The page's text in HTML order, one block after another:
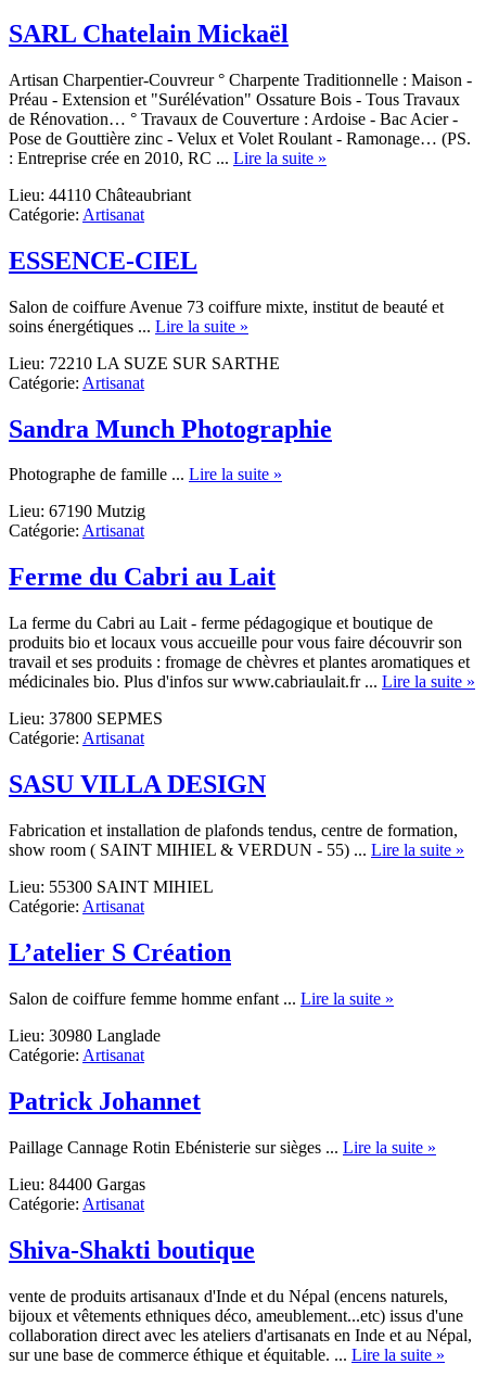
SARL Chatelain Mickaël
Artisan Charpentier-Couvreur ° Charpente Traditionnelle : Maison -
Préau - Extension et "Surélévation" Ossature Bois - Tous Travaux
de Rénovation… ° Travaux de Couverture : Ardoise - Bac Acier -
Pose de Gouttière zinc - Velux et Volet Roulant - Ramonage… (PS.
: Entreprise crée en 2010, RC ... Lire la suite »
Lieu: 44110 Châteaubriant
Catégorie: Artisanat
ESSENCE-CIEL
Salon de coiffure Avenue 73 coiffure mixte, institut de beauté et
soins énergétiques ... Lire la suite »
CIEL
Lieu: 72210 LA SUZE SUR SARTHE
Catégorie: Artisanat
Sandra Munch Photographie
Photographe de famille ... Lire la suite »
Lieu: 67190 Mutzig
Catégorie: Artisanat
Ferme du Cabri au Lait
La ferme du Cabri au Lait - ferme pédagogique et boutique de
produits bio et locaux vous accueille pour vous faire découvrir son
travail et ses produits : fromage de chèvres et plantes aromatiques et
médicinales bio. Plus d'infos sur www.cabriaulait.fr ... Lire la suite »
Lieu: 37800 SEPMES
Catégorie: Artisanat
SASU VILLA DESIGN
Fabrication et installation de plafonds tendus, centre de formation,
show room ( SAINT MIHIEL & VERDUN - 55) ... Lire la suite »
Lieu: 55300 SAINT MIHIEL
Catégorie: Artisanat
L’atelier S Création
Salon de coiffure femme homme enfant ... Lire la suite »
Lieu: 30980 Langlade
Catégorie: Artisanat
Patrick Johannet
Paillage Cannage Rotin Ebénisterie sur sièges ... Lire la suite »
Lieu: 84400 Gargas
Catégorie: Artisanat
Shiva-Shakti boutique
vente de produits artisanaux d'Inde et du Népal (encens naturels,
bijoux et vêtements ethniques déco, ameublement...etc) issus d'une
collaboration direct avec les ateliers d'artisanats en Inde et au Népal,
sur une base de commerce éthique et équitable. ... Lire la suite »